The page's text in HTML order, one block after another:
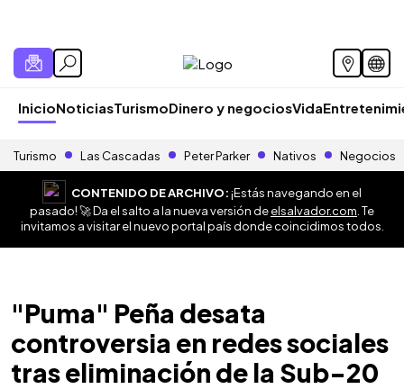
InicioNoticiasTurismoDinero y negociosVida
Turismo Las Cascadas Peter Parker Nativos Negocios
CONTENIDO DE ARCHIVO:¡Estás navegando en el
pasado! 🚀 Da el salto a la nueva versión deelsalvador.com . Te
invitamos a visitar el nuevo portal país donde coincidimos todos.
"Puma" Peña desata
controversia en redes sociales
tras eliminación de la Sub-20